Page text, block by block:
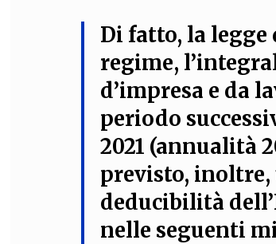
Di fatto, la legge
regime,
d’impresa e da
periodo
2021 (annualità
previsto,
deducibilità
nelle seguenti